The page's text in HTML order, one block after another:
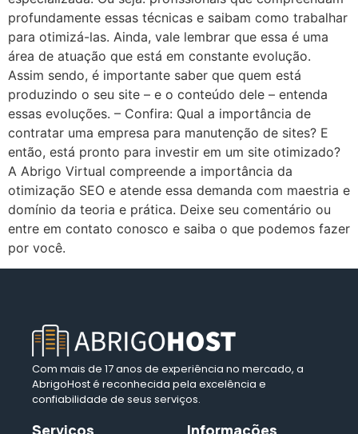
profundamente essas técnicas e saibam como trabalhar
para otimizá-las. Ainda, vale lembrar que essa é uma
área de atuação que está em constante evolução.
Assim sendo, é importante saber que quem está
produzindo o seu site – e o conteúdo dele – entenda
essas evoluções. – Confira: Qual a importância de
contratar uma empresa para manutenção de sites? E
então, está pronto para investir em um site otimizado?
A Abrigo Virtual compreende a importância da
otimização SEO e atende essa demanda com maestria e
domínio da teoria e prática. Deixe seu comentário ou
entre em contato conosco e saiba o que podemos fazer
por você.
Com mais de 17 anos de experiência no mercado, a
AbrigoHost é reconhecida pela excelência e
confiabilidade de seus serviços.
Serviços Informações